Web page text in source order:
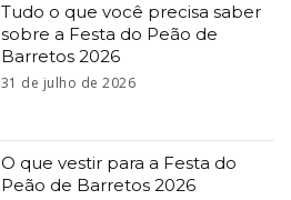
Tudo o que você precisa saber
sobre a Festa do Peão de
Barretos 2026
31 de julho de 2026
O que vestir para a Festa do
Peão de Barretos 2026